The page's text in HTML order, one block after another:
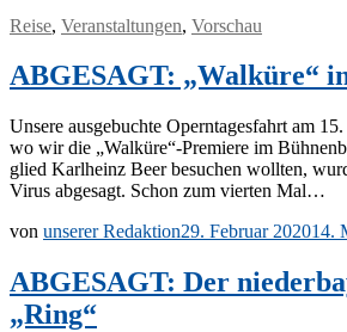
Reise, Veranstaltungen, Vorschau
ABGESAGT: „Walküre“
Un­se­re aus­ge­buch­te Opern­ta­ges­fahrt am
wo wir die „Walküre“-Premiere im
glied Karl­heinz Beer be­su­chen woll­ten,
Vi­rus ab­ge­sagt. Schon zum vier­ten Mal…
von unserer Redaktion29. Februar 202014.
ABGESAGT: Der
„Ring“